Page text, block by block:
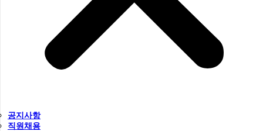
공지사항
직원채용